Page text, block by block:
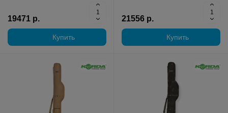
19471 р.
Купить
21556 р.
Купить